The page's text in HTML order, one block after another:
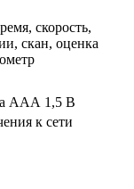
скорость,
скан, оценка
ААА 1,5 В
к сети